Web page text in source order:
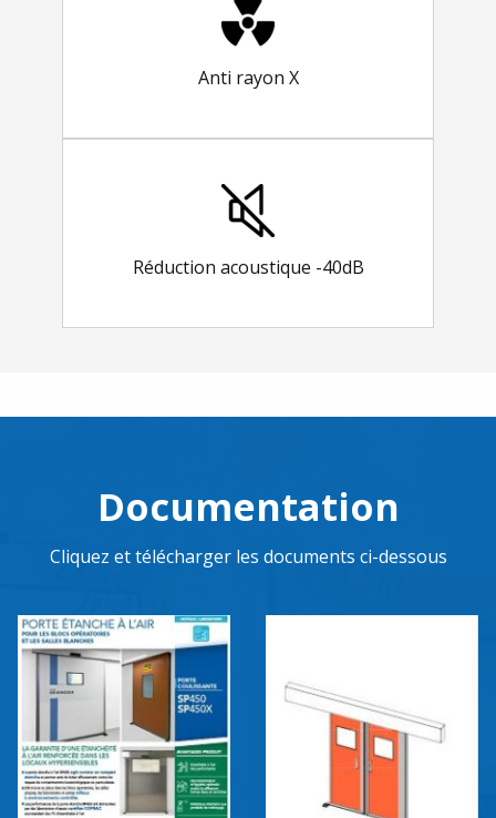
Anti rayon X
Réduction acoustique -40dB
Documentation
Cliquez et télécharger les documents ci-dessous